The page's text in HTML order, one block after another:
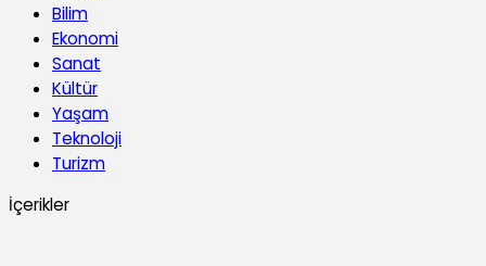
Bilim
Ekonomi
Sanat
Kültür
Yaşam
Teknoloji
Turizm
İçerikler